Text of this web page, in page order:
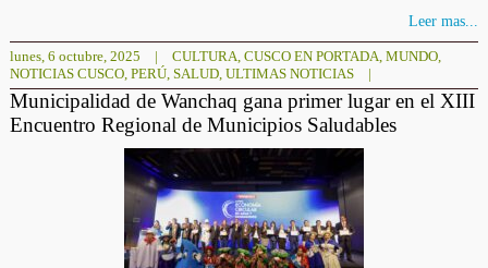
Leer mas...
lunes, 6 octubre, 2025 | CULTURA, CUSCO EN PORTADA, MUNDO,
NOTICIAS CUSCO, PERÚ, SALUD, ULTIMAS NOTICIAS |
Municipalidad de Wanchaq gana primer lugar en el XIII
Encuentro Regional de Municipios Saludables